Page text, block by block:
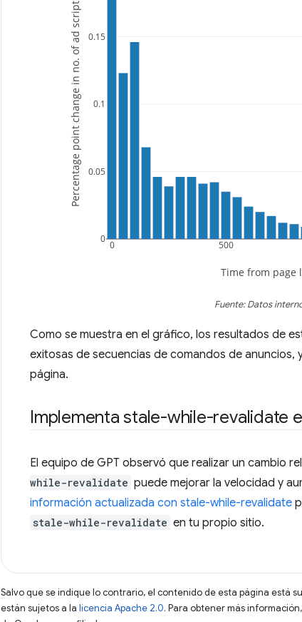
Fuente: Datos
Como se muestra en el gráfico, los resultados de
exitosas de secuencias de comandos de
página.
Implementa stale-while-revalidate
El equipo de GPT observó que realizar un cambio
while-revalidate puede mejorar la velocidad y
información actualizada con stale-while-revalidate
stale-while-revalidate en tu propio sitio.
Salvo que se indique lo contrario, el contenido de esta página está
están sujetos a la licencia Apache 2.0. Para obtener más